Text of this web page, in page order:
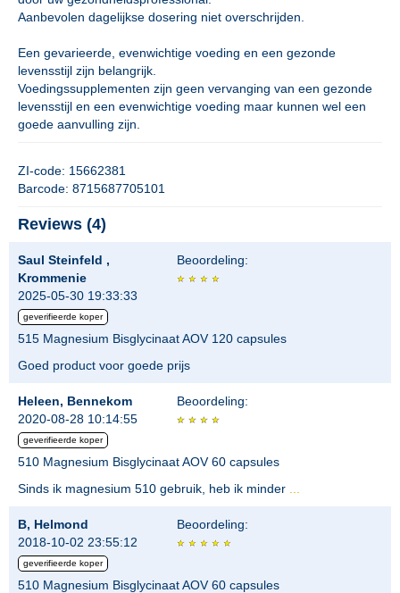
Aanbevolen dagelijkse dosering niet overschrijden.
Een gevarieerde, evenwichtige voeding en een gezonde
levensstijl zijn belangrijk.
Voedingssupplementen zijn geen vervanging van een gezonde
levensstijl en een evenwichtige voeding maar kunnen wel een
goede aanvulling zijn.
ZI-code: 15662381
Barcode: 8715687705101
Reviews (4)
Saul Steinfeld ,
Krommenie
2025-05-30 19:33:33
geverifieerde koper
Beoordeling:
515 Magnesium Bisglycinaat AOV 120 capsules
Goed product voor goede prijs
Heleen, Bennekom
2020-08-28 10:14:55
geverifieerde koper
Beoordeling:
510 Magnesium Bisglycinaat AOV 60 capsules
Sinds ik magnesium 510 gebruik, heb ik minder
B, Helmond
2018-10-02 23:55:12
geverifieerde koper
Beoordeling:
510 Magnesium Bisglycinaat AOV 60 capsules